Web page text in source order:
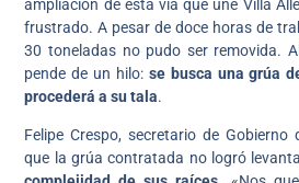
ampliación de esta vía que une Villa
frustrado. A pesar de doce horas de
30 toneladas no pudo ser removida.
pende de un hilo: se busca una grúa
procederá a su tala.
Felipe Crespo, secretario de Gobierno
que la grúa contratada no logró